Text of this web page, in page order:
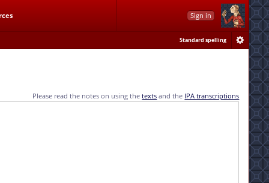
Sign in
Standard spelling
Please read the notes on using thetexts and the IPA transcriptions